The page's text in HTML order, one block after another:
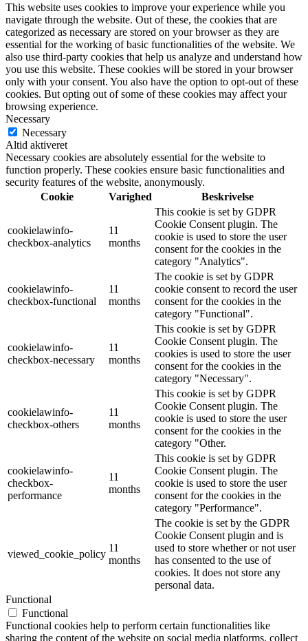
This website uses cookies to improve your experience while you
navigate through the website. Out of these, the cookies that are
categorized as necessary are stored on your browser as they are
essential for the working of basic functionalities of the website. We
also use third-party cookies that help us analyze and understand how
you use this website. These cookies will be stored in your browser
only with your consent. You also have the option to opt-out of these
cookies. But opting out of some of these cookies may affect your
browsing experience.
Necessary
Necessary
Altid aktiveret
Necessary cookies are absolutely essential for the website to
function properly. These cookies ensure basic functionalities and
security features of the website, anonymously.
Cookie
Varighed Beskrivelse
cookielawinfo-
checkbox-analytics
11
months
This cookie is set by GDPR
Cookie Consent plugin. The
cookie is used to store the user
consent for the cookies in the
category "Analytics".
cookielawinfo-
checkbox-functional
11
months
The cookie is set by GDPR
cookie consent to record the user
consent for the cookies in the
category "Functional".
cookielawinfo-
checkbox-necessary
11
months
This cookie is set by GDPR
Cookie Consent plugin. The
cookies is used to store the user
consent for the cookies in the
category "Necessary".
cookielawinfo-
checkbox-others
11
months
This cookie is set by GDPR
Cookie Consent plugin. The
cookie is used to store the user
consent for the cookies in the
category "Other.
cookielawinfo-
checkbox-
performance
11
months
This cookie is set by GDPR
Cookie Consent plugin. The
cookie is used to store the user
consent for the cookies in the
category "Performance".
viewed_cookie_policy
11
months
The cookie is set by the GDPR
Cookie Consent plugin and is
used to store whether or not user
has consented to the use of
cookies. It does not store any
personal data.
Functional
Functional
Functional cookies help to perform certain functionalities like
sharing the content of the website on social media platforms, collect